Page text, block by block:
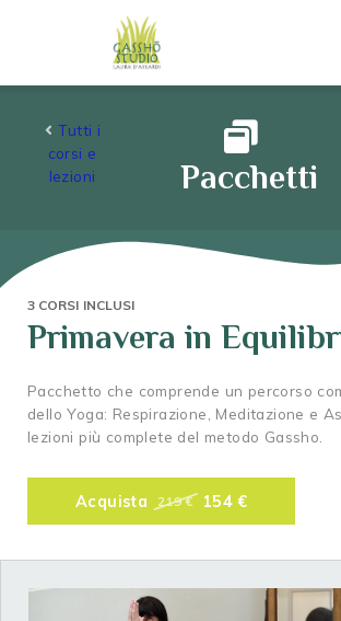
Risorse
Contattaci
Entra
Tutti i
corsi e
lezioni
Pacchetti
3 CORSI INCLUSI
Primavera in
Pacchetto che comprende un percorso
dello Yoga: Respirazione, Meditazione e
lezioni più complete del metodo Gassho.
Acquista 219 € 154 €